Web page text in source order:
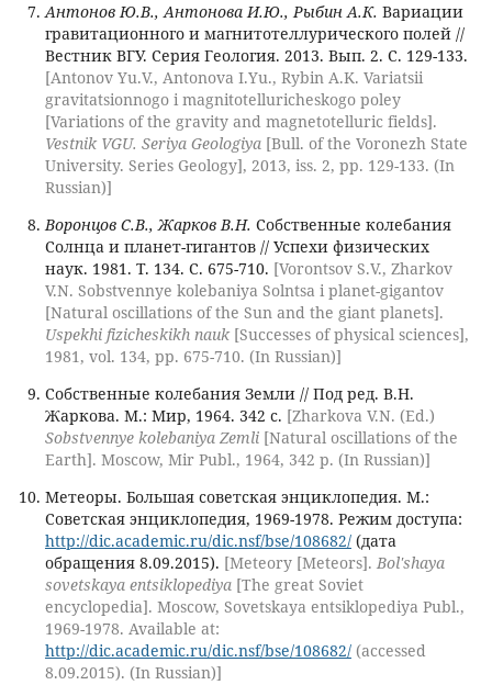
Антонов Ю.В., Антонова И.Ю., Рыбин А.К. Вариации
гравитационного и магнитотеллурического полей //
Вестник ВГУ. Серия Геология. 2013. Вып. 2. С. 129-133.
[Antonov Yu.V., Antonova I.Yu., Rybin A.K. Variatsii
gravitatsionnogo i magnitotelluricheskogo poley
[Variations of the gravity and magnetotelluric fields].
Vestnik VGU. Seriya Geologiya[Bull. of the Voronezh State
University. Series Geology], 2013, iss. 2, pp. 129-133. (In
Russian)]
Воронцов С.В., Жарков В.Н. Собственные колебания
Солнца и планет-гигантов // Успехи физических
наук. 1981. Т. 134. С. 675-710. [Vorontsov S.V., Zharkov
V.N. Sobstvennye kolebaniya Solntsa i planet-gigantov
[Natural oscillations of the Sun and the giant planets].
Uspekhi fizicheskikh nauk[Successes of physical sciences],
1981, vol. 134, pp. 675-710. (In Russian)]
Собственные колебания Земли // Под ред. В.Н.
Жаркова. М.: Мир, 1964. 342 с. [Zharkova V.N. (Ed.)
Sobstvennye kolebaniya Zemli[Natural oscillations of the
Earth]. Moscow, Mir Publ., 1964, 342 p. (In Russian)]
Метеоры. Большая советская энциклопедия. М.:
Советская энциклопедия, 1969-1978. Режим доступа:
http://dic.academic.ru/dic.nsf/bse/108682/(дата
обращения 8.09.2015). [Meteory [Meteors]. Bol'shaya
sovetskaya entsiklopediya[The great Soviet
encyclopedia]. Moscow, Sovetskaya entsiklopediya Publ.,
1969-1978. Available at:
http://dic.academic.ru/dic.nsf/bse/108682/(accessed
8.09.2015). (In Russian)]